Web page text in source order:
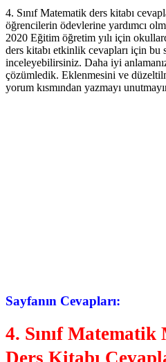
4. Sınıf Matematik ders kitabı
öğrencilerin ödevlerine yardımcı
2020 Eğitim öğretim yılı için
ders kitabı etkinlik cevapları için bu
inceleyebilirsiniz. Daha iyi
çözümledik. Eklenmesini ve
yorum kısmından yazmayı
Sayfanın Cevapları:
4. Sınıf Matematik
Ders Kitabı